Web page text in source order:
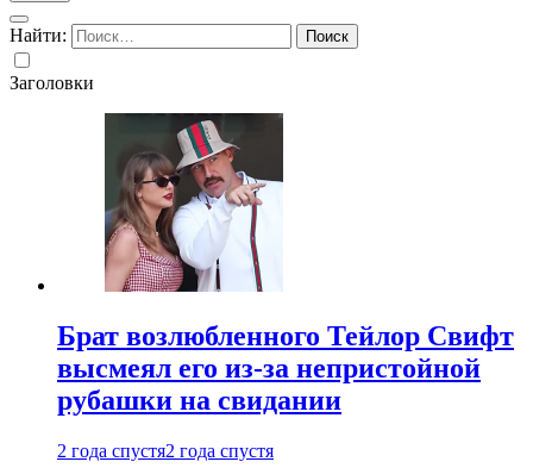
Найти:
Заголовки
Брат возлюбленного Тейлор Свифт
высмеял его из-за непристойной
рубашки на свидании
2 года спустя2 года спустя